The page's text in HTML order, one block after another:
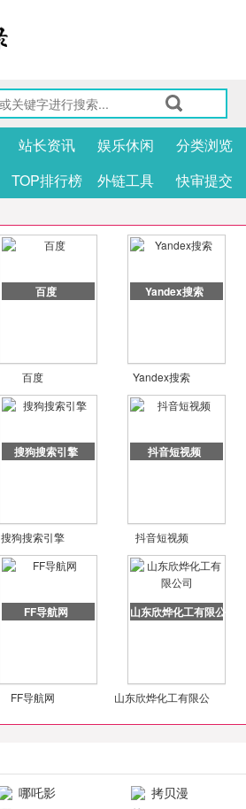
站长资讯 娱乐休闲
分类浏览
TOP排行榜 外链工具 快审提交
百度
百度
Yandex搜索
Yandex搜索
搜狗搜索引擎
搜狗搜索引擎
抖音短视频
抖音短视频
FF导航网
FF导航网
山东欣烨化工有限公司
山东欣烨化工有限公
哪吒影
拷贝漫